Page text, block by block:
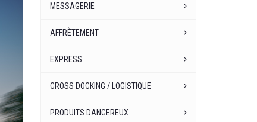
MESSAGERIE
AFFRÈTEMENT
EXPRESS
CROSS DOCKING / LOGISTIQUE
PRODUITS DANGEREUX